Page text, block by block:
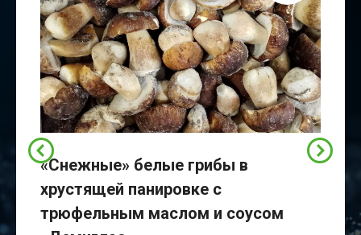
«Снежные» белые грибы в
хрустящей панировке с
трюфельным маслом и соусом